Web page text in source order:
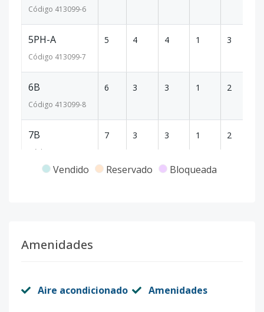
Código 413099-6
5PH-A
Código 413099-7
5 4 4 1 3
6B
Código 413099-8
6 3 3 1 2
7B
Código
7 3 3 1 2
Código 413099-11
Código413099-12
Vendido Reservado Bloqueada
Amenidades
Aire acondicionado Amenidades